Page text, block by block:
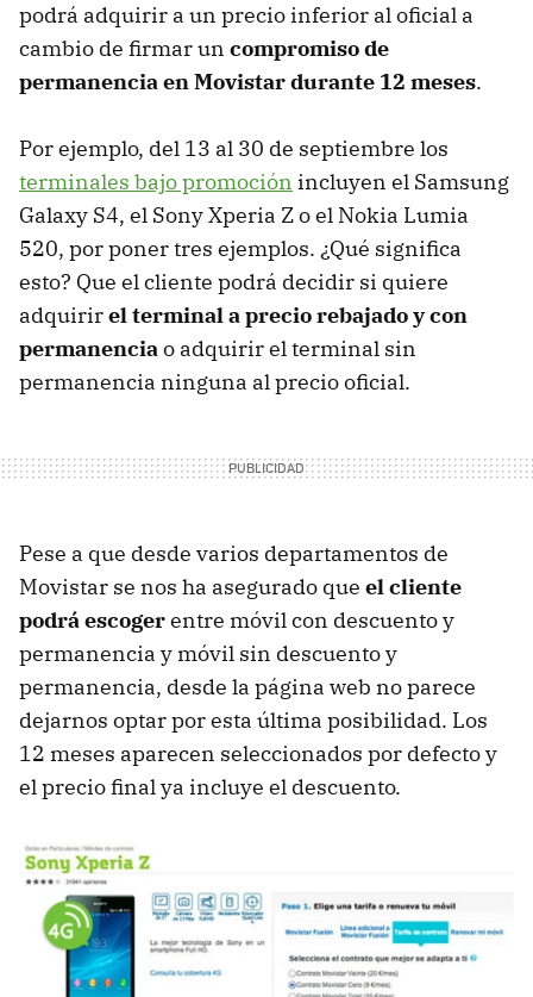
podrá adquirir a un precio inferior al oficial a
cambio de firmar un compromiso de
permanencia en Movistar durante 12 meses.
Por ejemplo, del 13 al 30 de septiembre los
terminales bajo promoción incluyen el Samsung
Galaxy S4, el Sony Xperia Z o el Nokia Lumia
520, por poner tres ejemplos. ¿Qué significa
esto? Que el cliente podrá decidir si quiere
adquirirel terminal a precio rebajado y con
permanenciao adquirir el terminal sin
permanencia ninguna al precio oficial.
Pese a que desde varios departamentos de
Movistar se nos ha asegurado que el cliente
podrá escogerentre móvil con descuento y
permanencia y móvil sin descuento y
permanencia, desde la página web no parece
dejarnos optar por esta última posibilidad. Los
12 meses aparecen seleccionados por defecto y
el precio final ya incluye el descuento.